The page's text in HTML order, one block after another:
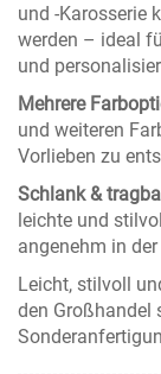
und -Karosserie
werden – ideal
und
Mehrere
und weiteren
Vorlieben zu
Schlank &
leichte und
angenehm in
Leicht, stilvoll
den Großhandel